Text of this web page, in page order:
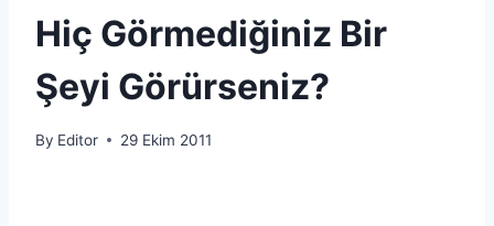
Hiç Görmediğiniz Bir
Şeyi Görürseniz?
By Editor 29 Ekim 2011